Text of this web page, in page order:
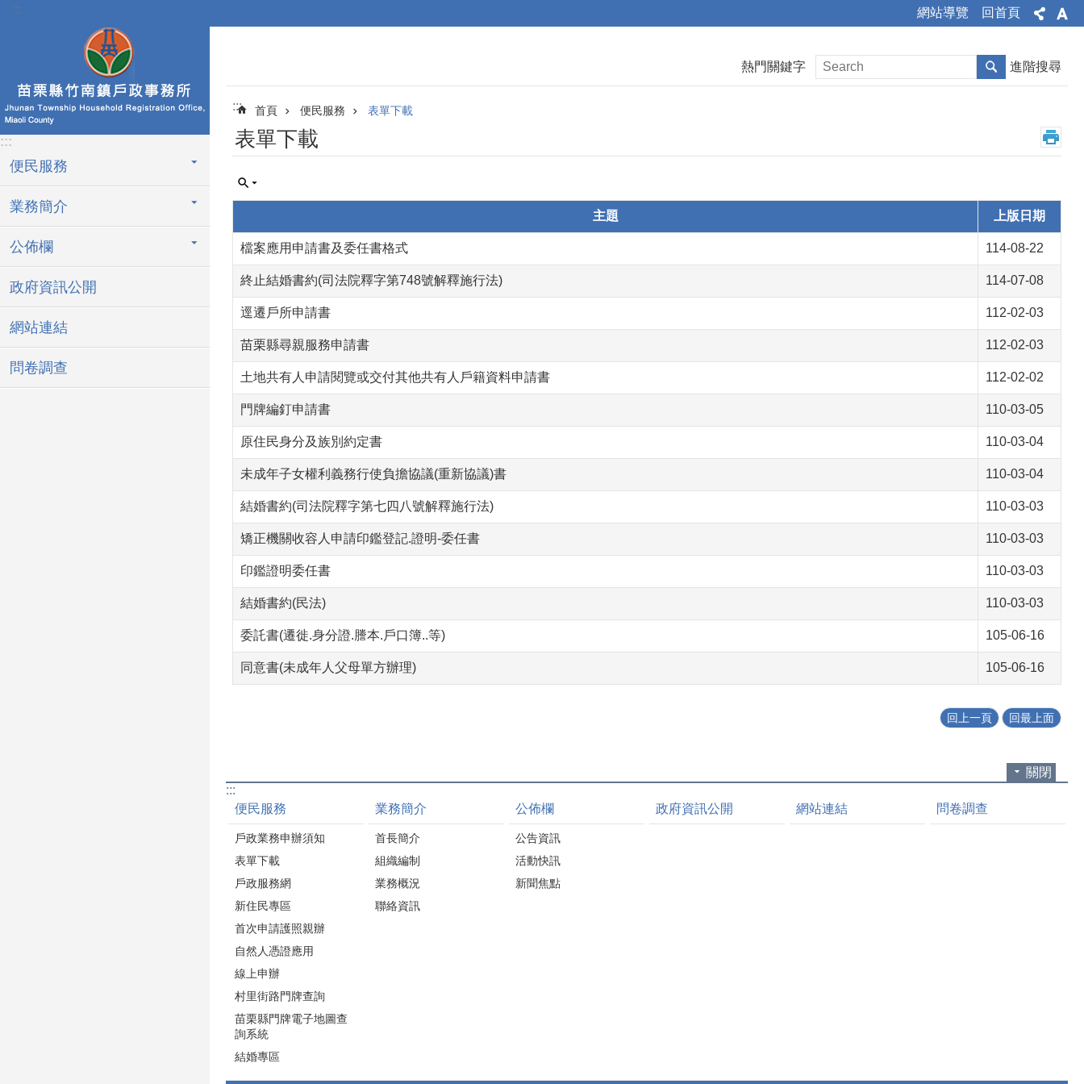
跳到主要內容區塊
::: 網站導覽 回首頁
:::
便民服務
業務簡介
公佈欄
政府資訊公開
網站連結
問卷調查
熱門關鍵字 進階搜尋
::: 首頁 便民服務 表單下載
表單下載
主題 上版日期
檔案應用申請書及委任書格式 114-08-22
終止結婚書約(司法院釋字第748號解釋施行法) 114-07-08
逕遷戶所申請書 112-02-03
苗栗縣尋親服務申請書 112-02-03
土地共有人申請閱覽或交付其他共有人戶籍資料申請書 112-02-02
門牌編釘申請書 110-03-05
原住民身分及族別約定書 110-03-04
未成年子女權利義務行使負擔協議(重新協議)書 110-03-04
結婚書約(司法院釋字第七四八號解釋施行法) 110-03-03
矯正機關收容人申請印鑑登記.證明-委任書 110-03-03
印鑑證明委任書 110-03-03
結婚書約(民法) 110-03-03
委託書(遷徙.身分證.謄本.戶口簿..等) 105-06-16
同意書(未成年人父母單方辦理) 105-06-16
回上一頁 回最上面
關閉
:::
便民服務
戶政業務申辦須知
表單下載
戶政服務網
新住民專區
首次申請護照親辦
自然人憑證應用
線上申辦
村里街路門牌查詢
苗栗縣門牌電子地圖查
詢系統
結婚專區
業務簡介
首長簡介
組織編制
業務概況
聯絡資訊
公佈欄
公告資訊
活動快訊
新聞焦點
政府資訊公開 網站連結 問卷調查